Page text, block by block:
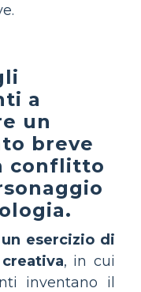
a
un
breve
conflitto
esercizio di
, in cui
inventano il